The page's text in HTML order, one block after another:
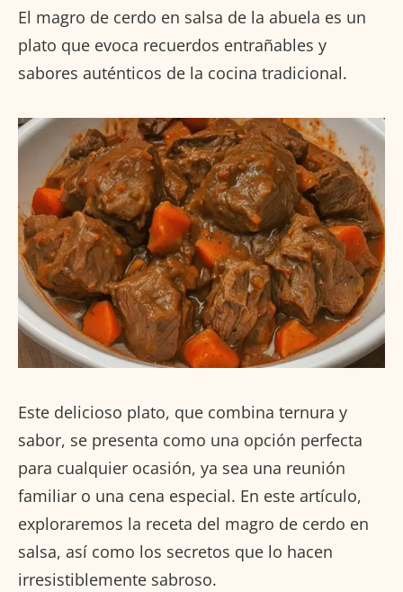
El magro de cerdo en salsa de la abuela es un
plato que evoca recuerdos entrañables y
sabores auténticos de la cocina tradicional.
Este delicioso plato, que combina ternura y
sabor, se presenta como una opción perfecta
para cualquier ocasión, ya sea una reunión
familiar o una cena especial. En este artículo,
exploraremos la receta del magro de cerdo en
salsa, así como los secretos que lo hacen
irresistiblemente sabroso.